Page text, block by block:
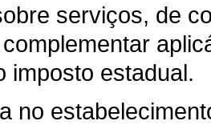
serviços, de
imposto estadual.
no